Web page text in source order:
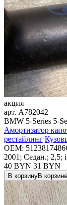
акция
арт. A782042
BMW 5-Series 5-
Амортизатор
рестайлинг
OEM:
2001; Седан.;
40 BYN 31 BYN
В корзинуВ корзине